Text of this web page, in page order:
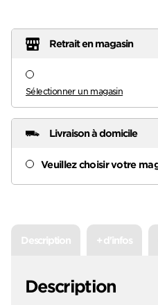
Retrait en magasin
Sélectionner un magasin
Livraison à domicile
Veuillez choisir votre
Description + d'infos
Description